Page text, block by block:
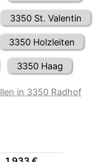
3350 St. Valentin
3350 Holzleiten
3350 Haag
in 3350 Radhof